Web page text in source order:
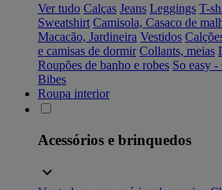
Ver tudo Calças Jeans Leggings T-
Sweatshirt Camisola, Casaco de
Macacão, Jardineira Vestidos
e camisas de dormir Collants, meias
Roupões de banho e robes So easy
Bibes
Roupa interior
Acessórios e brinquedos